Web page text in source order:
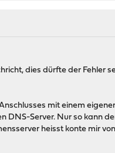
dies dürfte der Fehler
mit einem
DNS-Server. Nur so kann
heisst konte mir